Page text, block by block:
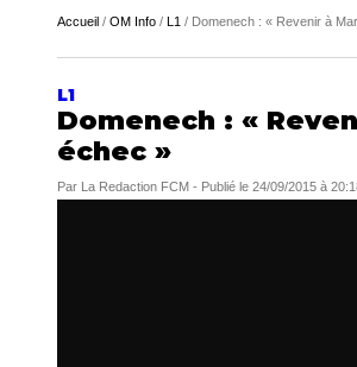
Accueil / OM Info / L1 / Domenech : « Revenir à
L1
Domenech : «
échec »
Par La Redaction FCM - Publié le 24/09/2015 à